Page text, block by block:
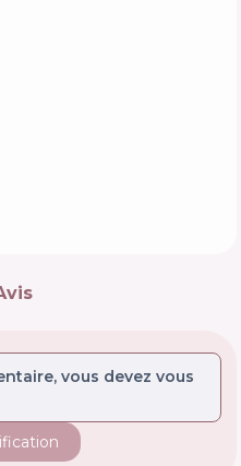
vous devez vous